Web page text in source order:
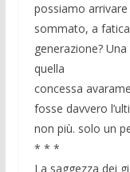
possiamo
sommato, a
generazione?
quella
concessa
fosse davvero
non più. solo un
* * *
La saggezza dei